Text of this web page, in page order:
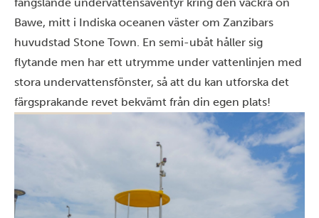
Bawe, mitt i Indiska oceanen väster om Zanzibars
huvudstad Stone Town. En semi-ubåt håller sig
flytande men har ett utrymme under vattenlinjen med
stora undervattensfönster, så att du kan utforska det
färgsprakande revet bekvämt från din egen plats!